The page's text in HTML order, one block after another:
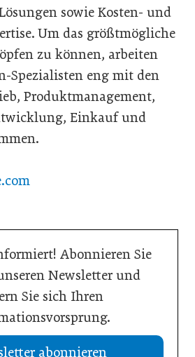
sowie Kosten- und
Um das größtmögliche
zu können, arbeiten
Spezialisten eng mit den
Produktmanagement,
Einkauf und
Abonnieren Sie
Newsletter und
Sie sich Ihren
abonnieren